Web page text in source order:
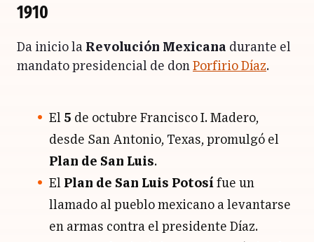
1910
Da inicio la Revolución Mexicana durante el
mandato presidencial de don Porfirio Díaz.
El 5 de octubre Francisco I. Madero,
desde San Antonio, Texas, promulgó el
Plan de San Luis.
El Plan de San Luis Potosí fue un
llamado al pueblo mexicano a levantarse
en armas contra el presidente Díaz.